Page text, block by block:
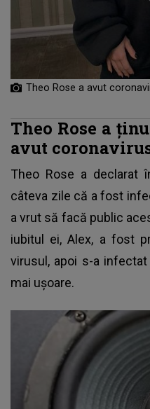
Theo Rose a avut
Theo Rose a
avut
Theo Rose a declarat
câteva zile că a fost
a vrut să facă public
iubitul ei, Alex, a fost
virusul, apoi s-a
mai ușoare.